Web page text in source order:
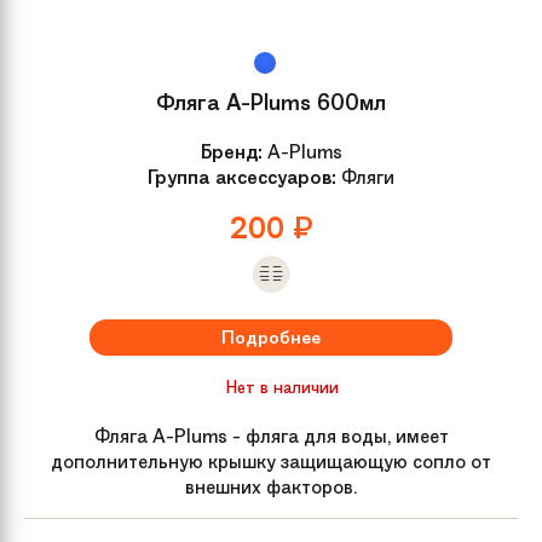
Space, Стандарт 16"
Magnesium
Тактильно мягкие
Передний тормозV-brake
Детские, пластик
Фляга A-Plums 600мл
Бренд: A-Plums
Группа аксессуаров: Фляги
200 ₽
Подробнее
Нет в наличии
Фляга A-Plums - фляга для воды, имеет
дополнительную крышку защищающую сопло от
внешних факторов.